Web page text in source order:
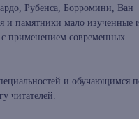
Рубенса, Борромини, Ван
и памятники мало изученные
применением современных
и обучающимся
читателей.